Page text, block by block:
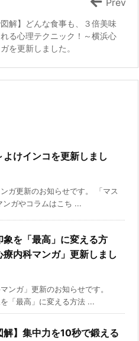
図解】どんな食事も、３倍美味
る心理テクニック！～横浜心
を更新しました。
Prev
よけインコを更新しまし
ガ更新のお知らせです。 「マス
ンガやコラムはこち ...
象を「最高」に変える方
内科マンガ」更新しまし
ンガ」更新のお知らせです。
を「最高」に変える方法 ...
解】集中力を10秒で鍛える